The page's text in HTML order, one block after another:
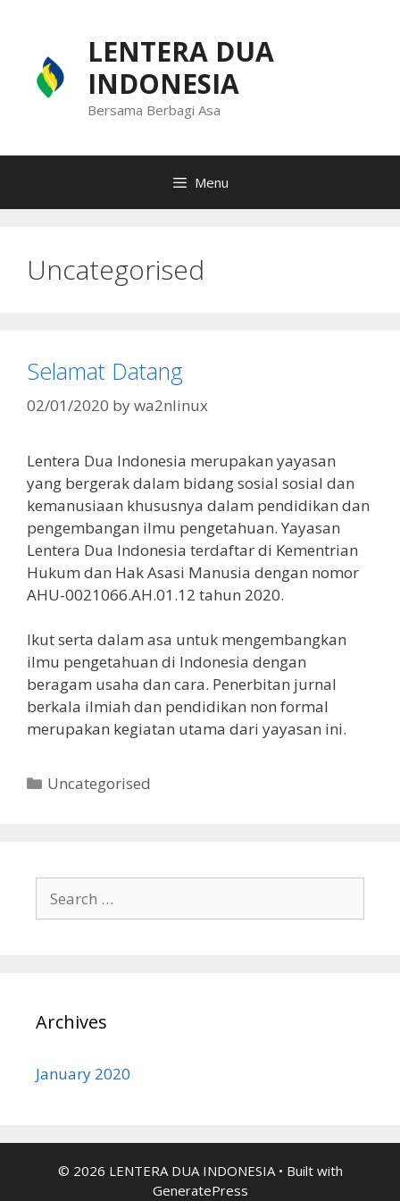
content
LENTERA DUA
INDONESIA
Bersama Berbagi Asa
Menu
Uncategorised
Selamat Datang
02/01/2020 bywa2nlinux
Lentera Dua Indonesia merupakan yayasan
yang bergerak dalam bidang sosial sosial dan
kemanusiaan khususnya dalam pendidikan dan
pengembangan ilmu pengetahuan. Yayasan
Lentera Dua Indonesia terdaftar di Kementrian
Hukum dan Hak Asasi Manusia dengan nomor
AHU-0021066.AH.01.12 tahun 2020.
Ikut serta dalam asa untuk mengembangkan
ilmu pengetahuan di Indonesia dengan
beragam usaha dan cara. Penerbitan jurnal
berkala ilmiah dan pendidikan non formal
merupakan kegiatan utama dari yayasan ini.
Categories
Uncategorised
for:
Archives
January 2020
© 2026 LENTERA DUA INDONESIA• Built with
GeneratePress